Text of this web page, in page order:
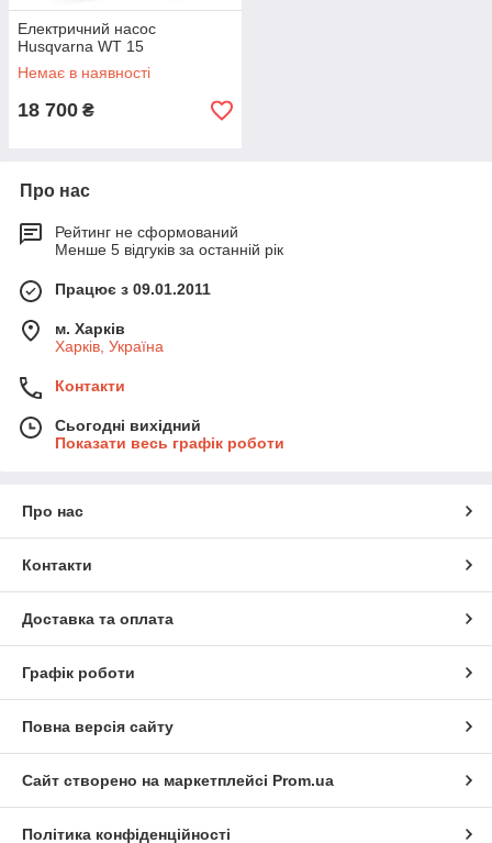
Електричний насос
Husqvarna WT 15
Немає в наявності
18 700 ₴
Про нас
Рейтинг не сформований
Менше 5 відгуків за останній рік
Працює з 09.01.2011
м. Харків
Харків, Україна
Контакти
Сьогодні вихідний
Показати весь графік роботи
Про нас
Контакти
Доставка та оплата
Графік роботи
Повна версія сайту
Сайт створено на маркетплейсі Prom.ua
Політика конфіденційності